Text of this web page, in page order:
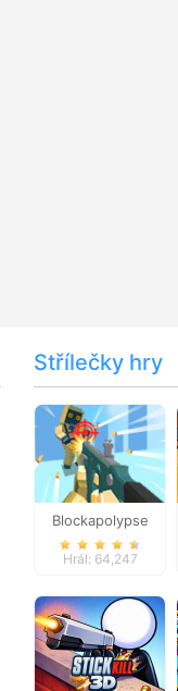
Střílečky hry
Blockapolypse
Zombie Shooter
Hrál: 64,247